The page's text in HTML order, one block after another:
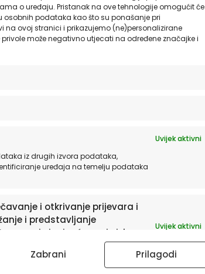
o uređaju. Pristanak na ove tehnologije omogućit će
podataka kao što su ponašanje pri
na ovoj stranici i prikazujemo (ne)personalizirane
može negativno utjecati na određene značajke i
Uvijek aktivni
iz drugih izvora podataka,
uređaja na temelju podataka
i otkrivanje prijevara i
i predstavljanje
i priopćavanje izbora
Uvijek aktivni
Zabrani Prilagodi